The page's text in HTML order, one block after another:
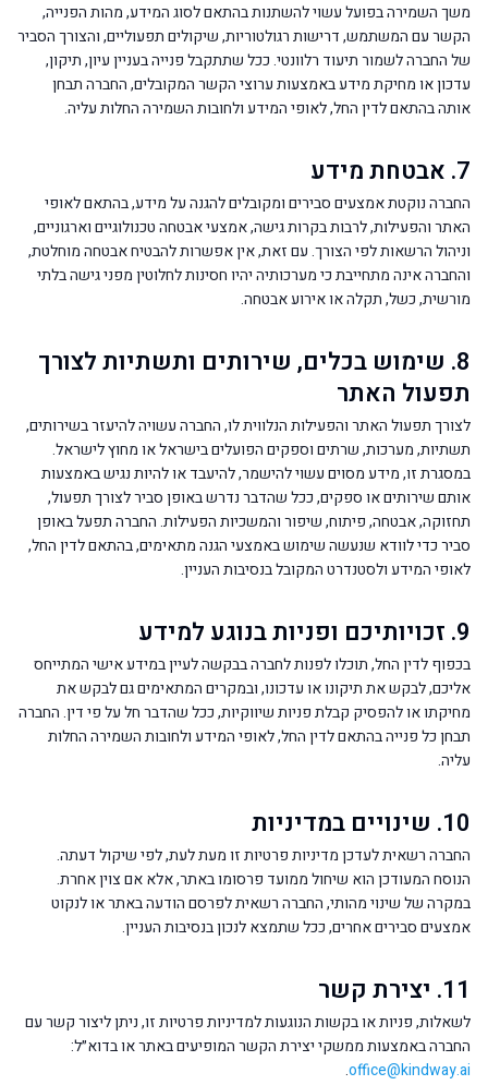
משך השמירה בפועל עשוי להשתנות בהתאם לסוג המידע, מהות הפנייה,
הקשר עם המשתמש, דרישות רגולטוריות, שיקולים תפעוליים, והצורך הסביר
של החברה לשמור תיעוד רלוונטי. ככל שתתקבל פנייה בעניין עיון, תיקון,
עדכון או מחיקת מידע באמצעות ערוצי הקשר המקובלים, החברה תבחן
אותה בהתאם לדין החל, לאופי המידע ולחובות השמירה החלות עליה.
7. אבטחת מידע
החברה נוקטת אמצעים סבירים ומקובלים להגנה על מידע, בהתאם לאופי
האתר והפעילות, לרבות בקרות גישה, אמצעי אבטחה טכנולוגיים וארגוניים,
וניהול הרשאות לפי הצורך. עם זאת, אין אפשרות להבטיח אבטחה מוחלטת,
והחברה אינה מתחייבת כי מערכותיה יהיו חסינות לחלוטין מפני גישה בלתי
מורשית, כשל, תקלה או אירוע אבטחה.
8. שימוש בכלים, שירותים ותשתיות לצורך
תפעול האתר
לצורך תפעול האתר והפעילות הנלווית לו, החברה עשויה להיעזר בשירותים,
תשתיות, מערכות, שרתים וספקים הפועלים בישראל או מחוץ לישראל.
במסגרת זו, מידע מסוים עשוי להישמר, להיעבד או להיות נגיש באמצעות
אותם שירותים או ספקים, ככל שהדבר נדרש באופן סביר לצורך תפעול,
תחזוקה, אבטחה, פיתוח, שיפור והמשכיות הפעילות. החברה תפעל באופן
סביר כדי לוודא שנעשה שימוש באמצעי הגנה מתאימים, בהתאם לדין החל,
לאופי המידע ולסטנדרט המקובל בנסיבות העניין.
9. זכויותיכם ופניות בנוגע למידע
בכפוף לדין החל, תוכלו לפנות לחברה בבקשה לעיין במידע אישי המתייחס
אליכם, לבקש את תיקונו או עדכונו, ובמקרים המתאימים גם לבקש את
מחיקתו או להפסיק קבלת פניות שיווקיות, ככל שהדבר חל על פי דין. החברה
תבחן כל פנייה בהתאם לדין החל, לאופי המידע ולחובות השמירה החלות
עליה.
10. שינויים במדיניות
החברה רשאית לעדכן מדיניות פרטיות זו מעת לעת, לפי שיקול דעתה.
הנוסח המעודכן הוא שיחול ממועד פרסומו באתר, אלא אם צוין אחרת.
במקרה של שינוי מהותי, החברה רשאית לפרסם הודעה באתר או לנקוט
אמצעים סבירים אחרים, ככל שתמצא לנכון בנסיבות העניין.
11. יצירת קשר
לשאלות, פניות או בקשות הנוגעות למדיניות פרטיות זו, ניתן ליצור קשר עם
החברה באמצעות ממשקי יצירת הקשר המופיעים באתר או בדוא״ל:
office@kindway.ai
.